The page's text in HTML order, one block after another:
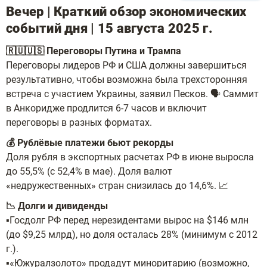
Вечер | Краткий обзор экономических
событий дня | 15 августа 2025 г.
🇷🇺🇺🇸 Переговоры Путина и Трампа
Переговоры лидеров РФ и США должны завершиться
результативно, чтобы возможна была трехсторонняя
встреча с участием Украины, заявил Песков. 🗣 Саммит
в Анкоридже продлится 6-7 часов и включит
переговоры в разных форматах.
💰 Рублёвые платежи бьют рекорды
Доля рубля в экспортных расчетах РФ в июне выросла
до 55,5% (с 52,4% в мае). Доля валют
«недружественных» стран снизилась до 14,6%. 📈
📉 Долги и дивиденды
▪️Госдолг РФ перед нерезидентами вырос на $146 млн
(до $9,25 млрд), но доля осталась 28% (минимум с 2012
г.).
▪️«Южуралзолото» продадут миноритарию (возможно,